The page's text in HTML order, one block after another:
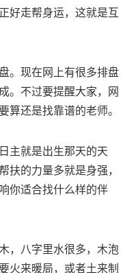
好走帮身运，这就是互
。现在网上有很多排盘
。不过要提醒大家，网
算还是找靠谱的老师。
主就是出生那天的天
扶的力量多就是身强，
你适合找什么样的伴
，八字里水很多，木泡
火来暖局，或者土来制